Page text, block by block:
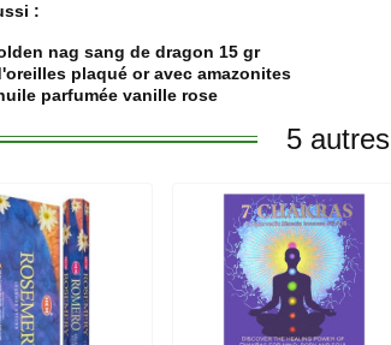
:
nag sang de dragon 15 gr
plaqué or avec amazonites
parfumée vanille rose
5